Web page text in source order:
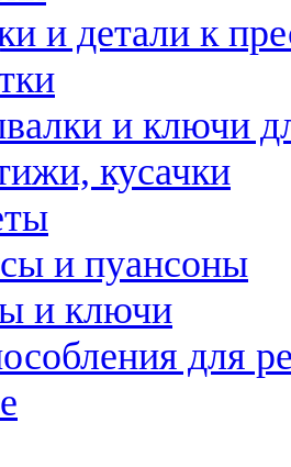
и детали к
и ключи
кусачки
и пуансоны
и ключи
для